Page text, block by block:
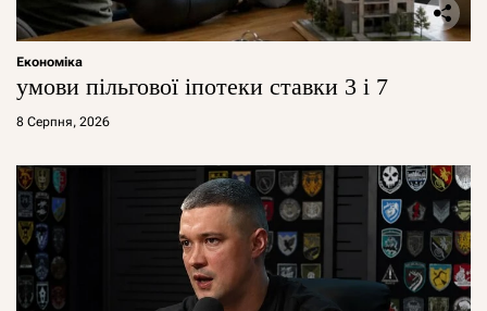
Економіка
умови пільгової іпотеки ставки 3 і 7
8 Серпня, 2026